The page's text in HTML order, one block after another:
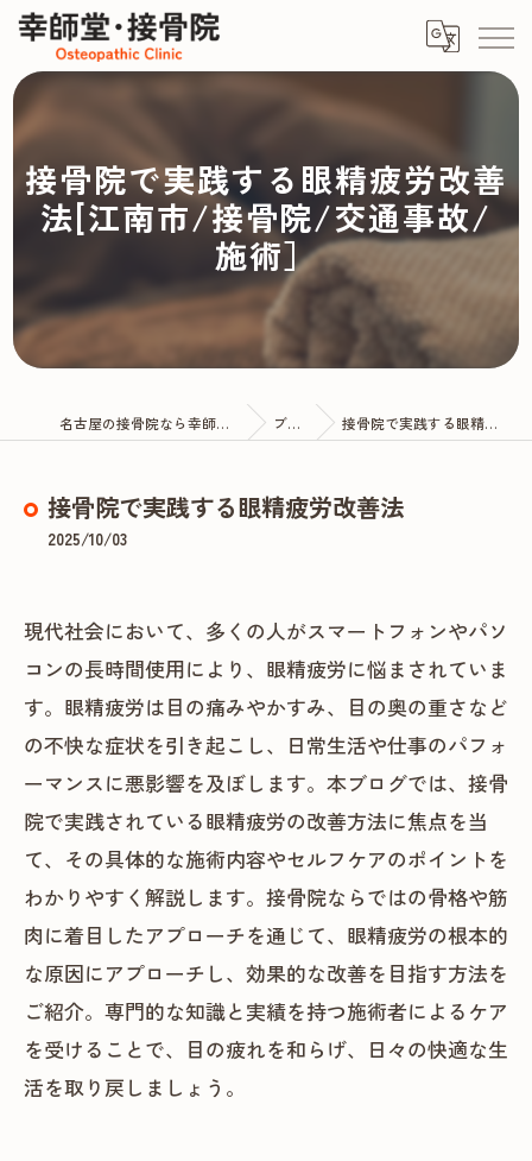
接骨院で実践する眼精疲労改善
法[江南市/接骨院/交通事故/
施術］
名古屋の接骨院なら幸師堂・接骨院 ブログ 接骨院で実践する眼精疲労改善法
接骨院で実践する眼精疲労改善法
2025/10/03
現代社会において、多くの人がスマートフォンやパソ
コンの長時間使用により、眼精疲労に悩まされていま
す。眼精疲労は目の痛みやかすみ、目の奥の重さなど
の不快な症状を引き起こし、日常生活や仕事のパフォ
ーマンスに悪影響を及ぼします。本ブログでは、接骨
院で実践されている眼精疲労の改善方法に焦点を当
て、その具体的な施術内容やセルフケアのポイントを
わかりやすく解説します。接骨院ならではの骨格や筋
肉に着目したアプローチを通じて、眼精疲労の根本的
な原因にアプローチし、効果的な改善を目指す方法を
ご紹介。専門的な知識と実績を持つ施術者によるケア
を受けることで、目の疲れを和らげ、日々の快適な生
活を取り戻しましょう。